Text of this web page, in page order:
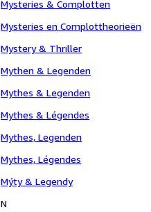
Mysteries & Complotten
Mysteries en Complottheorieën
Mystery & Thriller
Mythen & Legenden
Mythes & Legenden
Mythes & Légendes
Mythes, Legenden
Mythes, Légendes
Mýty & Legendy
N